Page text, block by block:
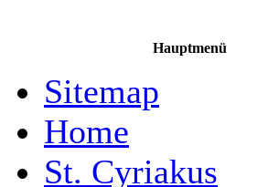
Hauptmenü
Sitemap
Home
St. Cyriakus